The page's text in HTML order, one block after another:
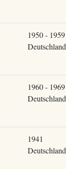
1950 - 1959
Deutschland
1960 - 1969
Deutschland
1941
Deutschland